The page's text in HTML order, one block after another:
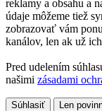
reklamy a obsahu a
údaje môžeme tiež
zobrazovať vám
kanálov, len ak už
Pred udelením
našimi zásadami
Súhlasiť Len